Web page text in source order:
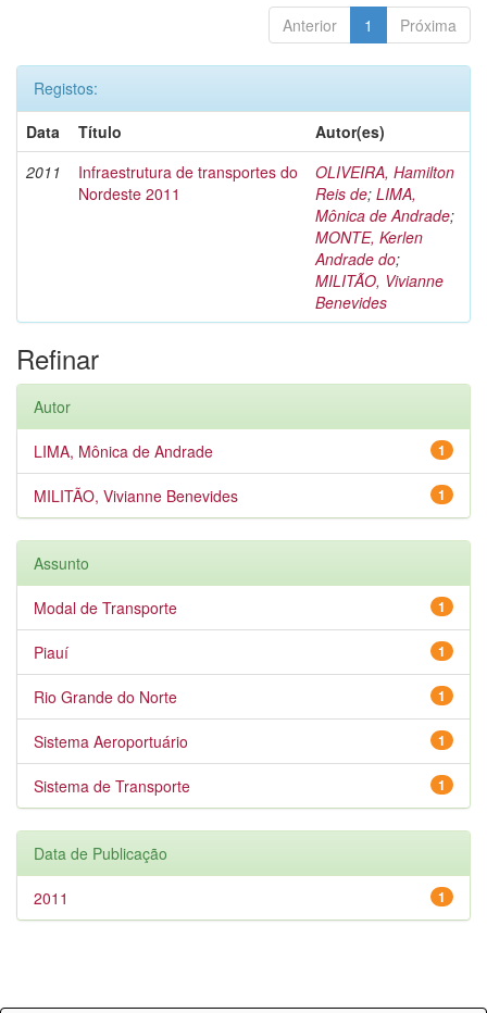
Anterior 1 Próxima
Registos:
Data
Título
Autor(es)
2011
Infraestrutura de transportes do
Nordeste 2011
OLIVEIRA, Hamilton
Reis de; LIMA,
Mônica de Andrade;
MONTE, Kerlen
Andrade do;
MILITÃO, Vivianne
Benevides
Refinar
Autor
1
LIMA, Mônica de Andrade
1
MILITÃO, Vivianne Benevides
Assunto
1
Modal de Transporte
1
Piauí
1
Rio Grande do Norte
1
Sistema Aeroportuário
1
Sistema de Transporte
Data de Publicação
1
2011